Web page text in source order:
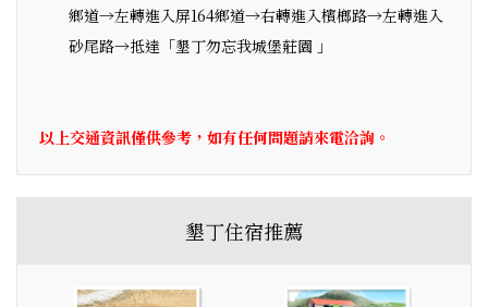
鄉道→左轉進入屏164鄉道→右轉進入檳榔路→左轉進入
砂尾路→抵達「墾丁勿忘我城堡莊園 」
以上交通資訊僅供參考，如有任何問題請來電洽詢。
墾丁住宿推薦